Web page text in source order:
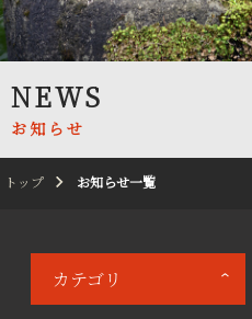
NEWS
お知らせ
トップ お知らせ一覧
カテゴリ